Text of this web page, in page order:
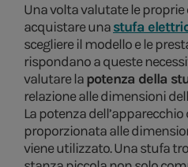
Una volta valutate le proprie
acquistare unastufa
scegliere il modello e le
rispondano a queste
valutare lapotenza della
relazione alle dimensioni
La potenza
proporzionata alle
viene utilizzato. Una stufa